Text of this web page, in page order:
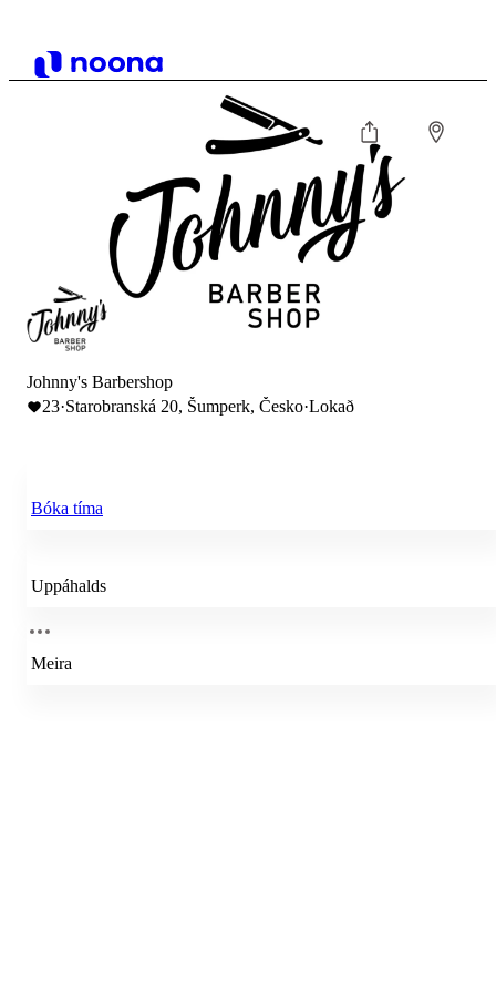
Johnny's Barbershop
23·Starobranská 20, Šumperk, Česko·Lokað
Bóka tíma
Uppáhalds
Meira